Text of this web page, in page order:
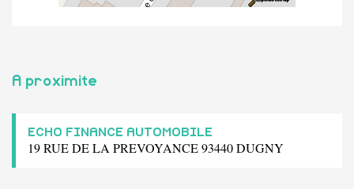
A proximite
ECHO FINANCE AUTOMOBILE
19 RUE DE LA PREVOYANCE 93440 DUGNY